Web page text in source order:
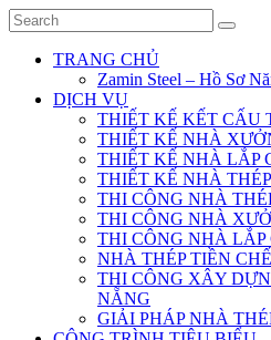
TRANG CHỦ
Zamin Steel – Hồ Sơ
DỊCH VỤ
THIẾT KẾ KẾT CẤU
THIẾT KẾ NHÀ
THIẾT KẾ NHÀ LẮP
THIẾT KẾ NHÀ
THI CÔNG NHÀ
THI CÔNG NHÀ
THI CÔNG NHÀ LẮP
NHÀ THÉP TIỀN
THI CÔNG XÂY
NẴNG
GIẢI PHÁP NHÀ